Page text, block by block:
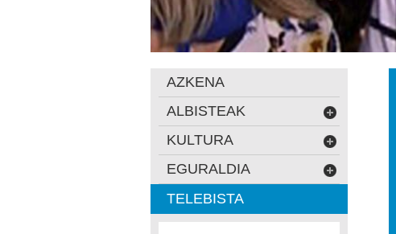
AZKENA
ALBISTEAK
KULTURA
EGURALDIA
TELEBISTA